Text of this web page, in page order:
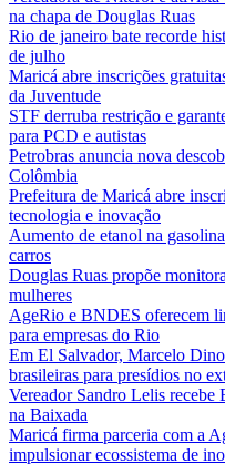
na chapa de Douglas Ruas
Rio de janeiro bate recorde
de julho
Maricá abre inscrições
da Juventude
STF derruba restrição e
para PCD e autistas
Petrobras anuncia nova
Colômbia
Prefeitura de Maricá abre
tecnologia e inovação
Aumento de etanol na
carros
Douglas Ruas propõe
mulheres
AgeRio e BNDES oferecem
para empresas do Rio
Em El Salvador, Marcelo
brasileiras para presídios no
Vereador Sandro Lelis recebe
na Baixada
Maricá firma parceria com a
impulsionar ecossistema de